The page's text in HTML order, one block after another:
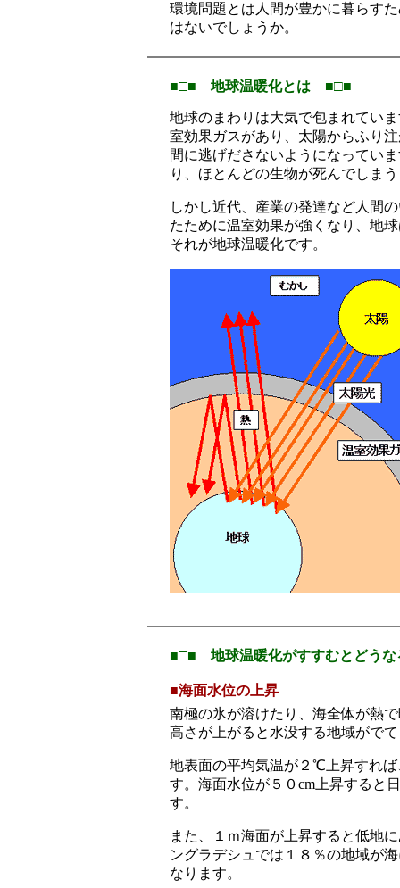
環境問題とは人間が豊かに暮らす
はないでしょうか。
■□■ 地球温暖化とは ■□■
地球のまわりは大気で包まれてい
室効果ガスがあり、太陽からふり
間に逃げださないようになってい
り、ほとんどの生物が死んでしま
しかし近代、産業の発達など人間
たために温室効果が強くなり、地
それが地球温暖化です。
■□■ 地球温暖化がすすむとどう
■海面水位の上昇
南極の氷が溶けたり、海全体が熱
高さが上がると水没する地域がで
地表面の平均気温が２℃上昇すれ
す。海面水位が５０cm上昇すると
す。
また、１ｍ海面が上昇すると低地
ングラデシュでは１８％の地域が
なります。